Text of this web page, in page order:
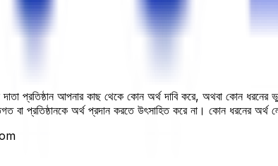
দাতা প্রতিষ্ঠান আপনার কাছ থেকে কোন অর্থ দাবি করে, অথবা কোন
প্রতিষ্ঠানকে অর্থ প্রদান করতে উৎসাহিত করে না। কোন ধরনের